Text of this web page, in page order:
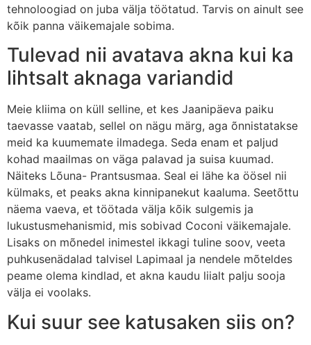
tehnoloogiad on juba välja töötatud. Tarvis on ainult see
kõik panna väikemajale sobima.
Tulevad nii avatava akna kui ka
lihtsalt aknaga variandid
Meie kliima on küll selline, et kes Jaanipäeva paiku
taevasse vaatab, sellel on nägu märg, aga õnnistatakse
meid ka kuumemate ilmadega. Seda enam et paljud
kohad maailmas on väga palavad ja suisa kuumad.
Näiteks Lõuna- Prantsusmaa. Seal ei lähe ka öösel nii
külmaks, et peaks akna kinnipanekut kaaluma. Seetõttu
näema vaeva, et töötada välja kõik sulgemis ja
lukustusmehanismid, mis sobivad Coconi väikemajale.
Lisaks on mõnedel inimestel ikkagi tuline soov, veeta
puhkusenädalad talvisel Lapimaal ja nendele mõteldes
peame olema kindlad, et akna kaudu liialt palju sooja
välja ei voolaks.
Kui suur see katusaken siis on?